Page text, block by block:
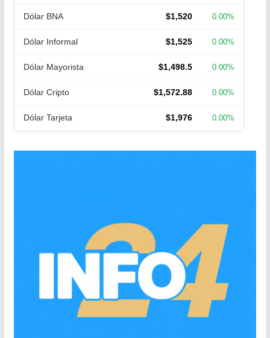
Dólar BNA $1,520 0.00%
Dólar Informal $1,525 0.00%
Dólar Mayorista $1,498.5 0.00%
Dólar Cripto $1,572.88 0.00%
Dólar Tarjeta $1,976 0.00%